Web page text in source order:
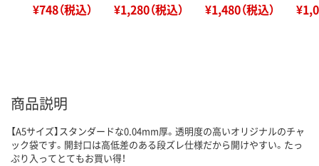
¥748（税込） ¥1,280（税込） ¥1,480（税込）
商品説明
【A5サイズ】スタンダードな0.04mm厚。透明度の高いオリジナルのチャ
ック袋です。開封口は高低差のある段ズレ仕様だから開けやすい。たっ
ぷり入ってとてもお買い得！